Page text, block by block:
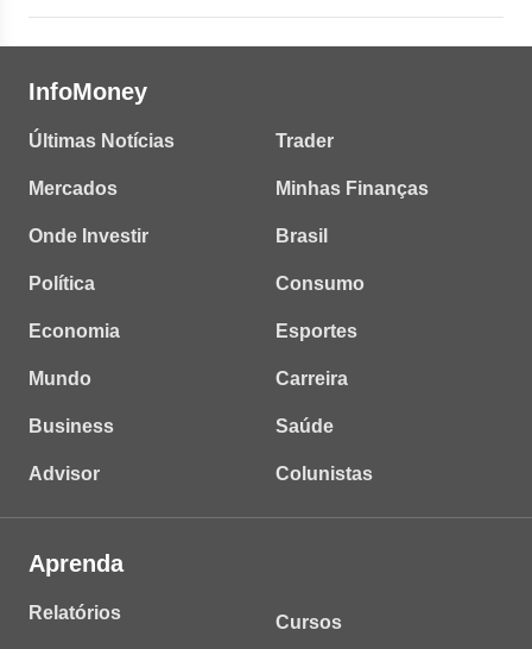
InfoMoney
Últimas Notícias
Mercados
Onde Investir
Política
Economia
Mundo
Business
Advisor
Trader
Minhas Finanças
Brasil
Consumo
Esportes
Carreira
Saúde
Colunistas
Aprenda
Relatórios Cursos